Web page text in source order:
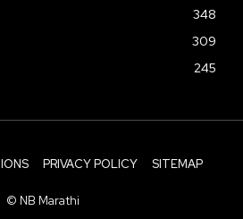
348
309
245
PRIVACY POLICY SITEMAP
© NB Marathi